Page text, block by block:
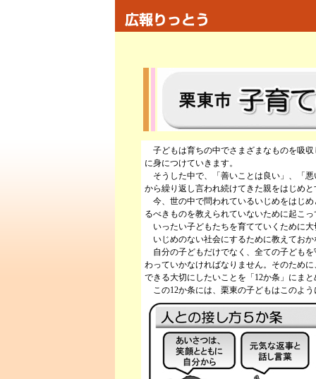
子どもは育ちの中でさまざまなものを吸
に身につけていきます。
そうした中で、「善いことは良い」、「
から繰り返し言われ続けてきた親をはじめ
今、世の中で問われているいじめをはじ
るべきものを教えられていないために起こ
いったい子どもたちを育てていくために
いじめのない社会にするために教えてお
自分の子どもだけでなく、全ての子ども
わっていかなければなりません。そのため
できる大切にしたいことを「12か条」にま
この12か条には、栗東の子どもはこのよ